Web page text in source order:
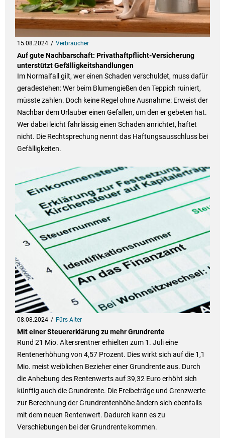
15.08.2024 Verbraucher
Auf gute Nachbarschaft: Privathaftpflicht-Versicherung
unterstützt Gefälligkeitshandlungen
Im Normalfall gilt, wer einen Schaden verschuldet, muss dafür
geradestehen: Wer beim Blumengießen den Teppich ruiniert,
müsste zahlen. Doch keine Regel ohne Ausnahme: Erweist der
Nachbar dem Urlauber einen Gefallen, um den er gebeten hat.
Wer dabei leicht fahrlässig einen Schaden anrichtet, haftet
nicht. Die Rechtsprechung nennt das Haftungsausschluss bei
Gefälligkeiten.
08.08.2024 Fürs Alter
Mit einer Steuererklärung zu mehr Grundrente
Rund 21 Mio. Altersrentner erhielten zum 1. Juli eine
Rentenerhöhung von 4,57 Prozent. Dies wirkt sich auf die 1,1
Mio. meist weiblichen Bezieher einer Grundrente aus. Durch
die Anhebung des Rentenwerts auf 39,32 Euro erhöht sich
künftig auch die Grundrente. Die Freibeträge und Grenzwerte
zur Berechnung der Grundrentenhöhe ändern sich ebenfalls
mit dem neuen Rentenwert. Dadurch kann es zu
Verschiebungen bei der Grundrente kommen.